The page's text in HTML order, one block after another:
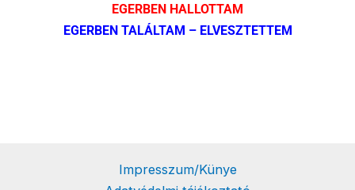
EGERBEN HALLOTTAM
EGERBEN TALÁLTAM – ELVESZTETTEM
Impresszum/Künye